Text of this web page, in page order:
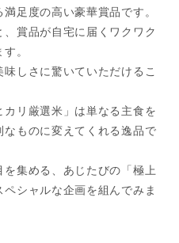
足度の高い豪華賞品です。
賞品が自宅に届くワクワク
。
しさに驚いていただけるこ
リ厳選米」は単なる主食を
ものに変えてくれる逸品で
集める、あじたびの「極上
シャルな企画を組んでみま